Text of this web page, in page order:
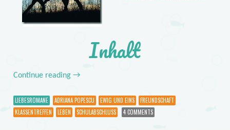
Inhalt
Continue reading →
LIEBESROMANE ADRIANA POPESCU EWIG UND EINS
FREUNDSCHAFT
KLASSENTREFFEN
LEBEN SCHULABSCHLUSS 4 COMMENTS